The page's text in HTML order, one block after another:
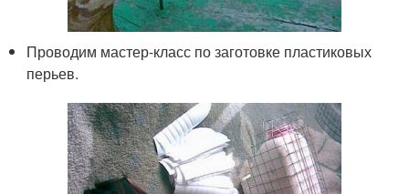
Проводим мастер-класс по заготовке пластиковых
перьев.